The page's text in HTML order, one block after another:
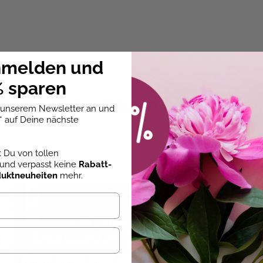
kunstvolle Schriftbilder
Materialien
und
Street-Art-Techniken
Inspiration
4/0
unsere
und
sparen
Newsletter an und
* auf Deine nächste
Du von tollen
und verpasst keine Rabatt-
mehr.